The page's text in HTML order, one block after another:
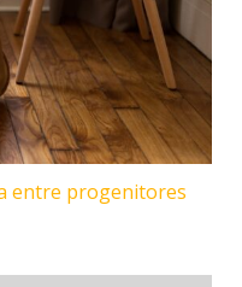
entre progenitores